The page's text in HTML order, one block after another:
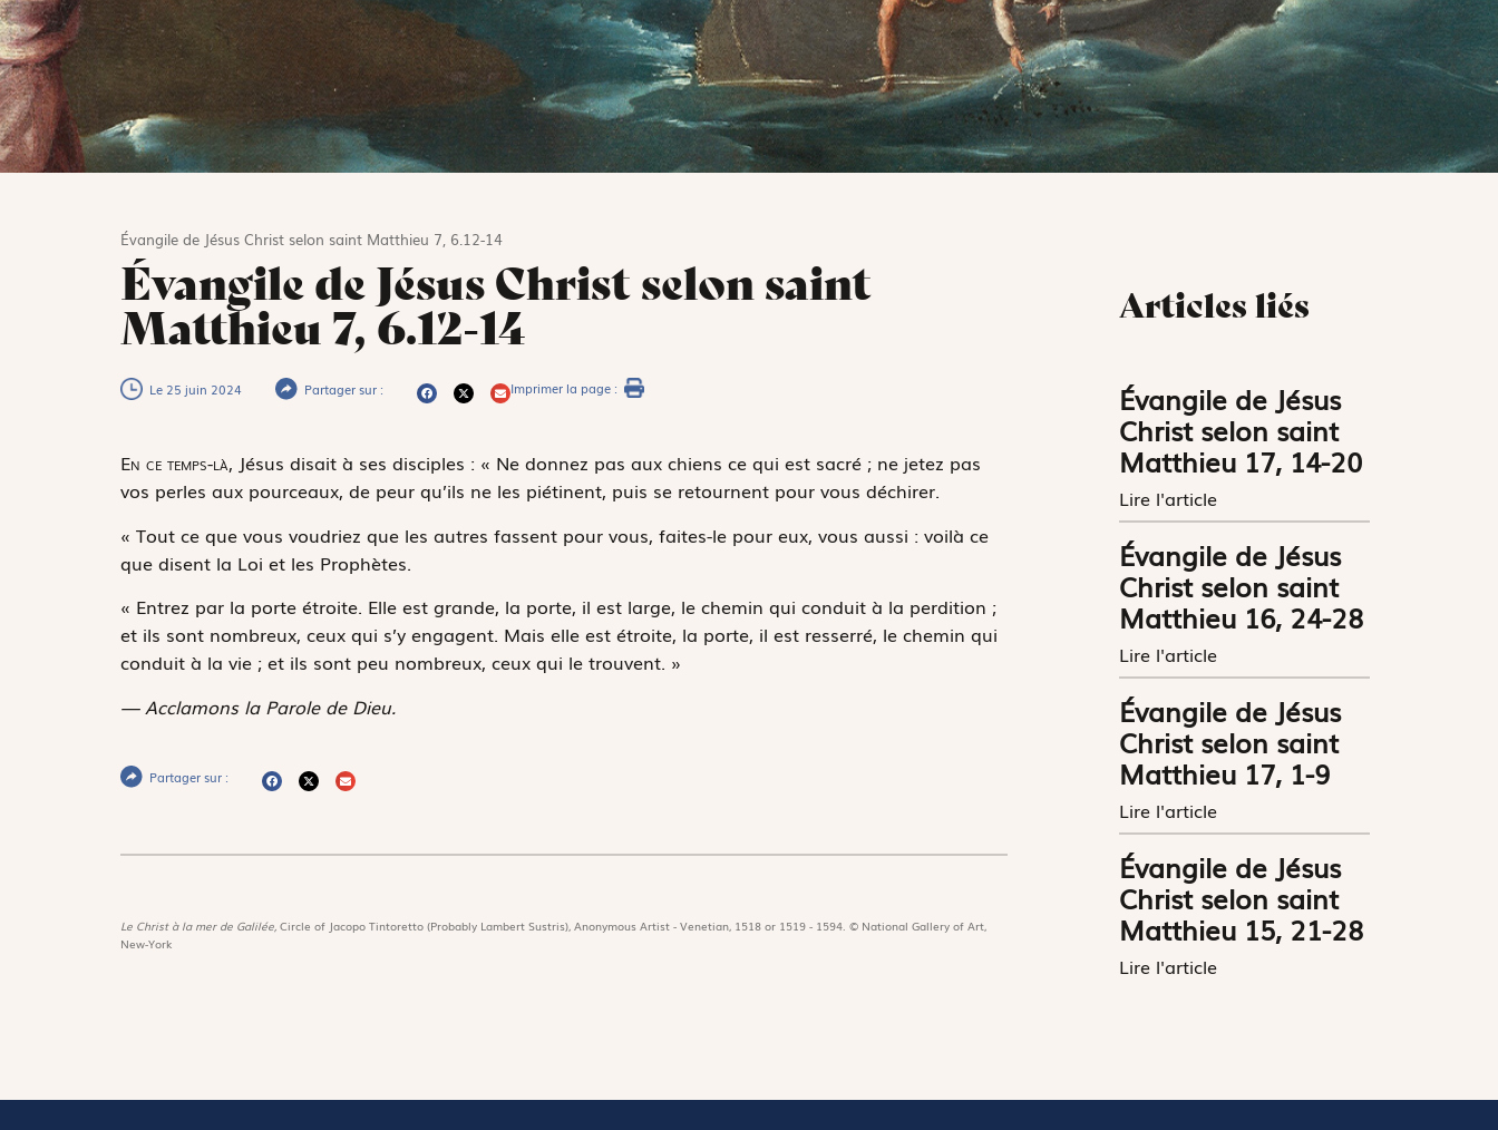
Évangile de Jésus Christ selon saint Matthieu 7, 6.12-14
Évangile de Jésus Christ selon saint
Matthieu 7, 6.12-14
Le 25 juin 2024 Partager sur : Imprimer la page :
En ce temps-là, Jésus disait à ses disciples : « Ne donnez pas aux chiens ce qui est sacré ; ne jetez pas
vos perles aux pourceaux, de peur qu’ils ne les piétinent, puis se retournent pour vous déchirer.
« Tout ce que vous voudriez que les autres fassent pour vous, faites-le pour eux, vous aussi : voilà ce
que disent la Loi et les Prophètes.
« Entrez par la porte étroite. Elle est grande, la porte, il est large, le chemin qui conduit à la perdition ;
et ils sont nombreux, ceux qui s’y engagent. Mais elle est étroite, la porte, il est resserré, le chemin qui
conduit à la vie ; et ils sont peu nombreux, ceux qui le trouvent. »
— Acclamons la Parole de Dieu.
Partager sur :
Le Christ à la mer de Galilée, Circle of Jacopo Tintoretto (Probably Lambert Sustris), Anonymous Artist - Venetian, 1518 or 1519 - 1594. © National Gallery of Art,
New-York
Articles liés
Évangile de Jésus
Christ selon saint
Matthieu 17, 14-20
Lire l'article
Évangile de Jésus
Christ selon saint
Matthieu 16, 24-28
Lire l'article
Évangile de Jésus
Christ selon saint
Matthieu 17, 1-9
Lire l'article
Évangile de Jésus
Christ selon saint
Matthieu 15, 21-28
Lire l'article